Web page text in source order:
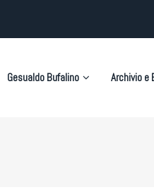
Gesualdo Bufalino Archivio e